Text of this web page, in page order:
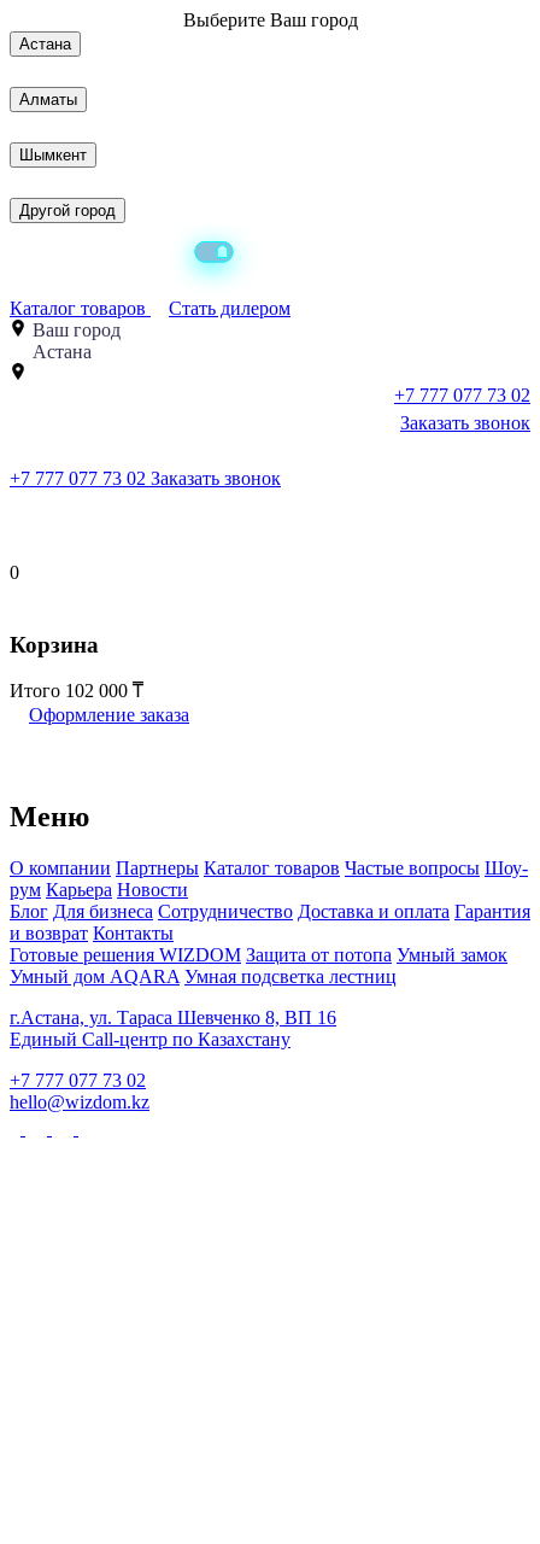
Выберите Ваш город
Астана
Алматы
Шымкент
Другой город
Каталог товаров
Стать дилером
Ваш город
Астана
+7 777 077 73 02
Заказать звонок
+7 777 077 73 02 Заказать звонок
0
Корзина
Итого 102 000
Оформление заказа
Меню
О компании Партнеры Каталог товаров Частые вопросы Шоу-
рум Карьера Новости
Блог Для бизнеса Сотрудничество Доставка и оплата Гарантия
и возврат Контакты
Готовые решения WIZDOM Защита от потопа Умный замок
Умный дом AQARA Умная подсветка лестниц
г.Астана, ул. Тараса Шевченко 8, ВП 16
Единый Call-центр по Казахстану
+7 777 077 73 02
hello@wizdom.kz